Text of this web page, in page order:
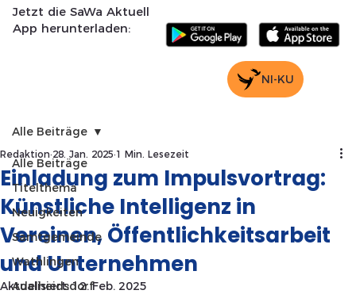
Jetzt die SaWa Aktuell
App herunterladen:
NI-KU
Alle Beiträge
Titelthema
Neuigkeiten
Samtgemeinde
Wathlingen
Adelheidsdorf
Alle Beiträge
Einladung zum Impulsvortrag:
Künstliche Intelligenz in
Vereinen, Öffentlichkeitsarbeit
und Unternehmen
Redaktion 28. Jan. 2025 1 Min. Lesezeit
Aktualisiert:12. Feb. 2025